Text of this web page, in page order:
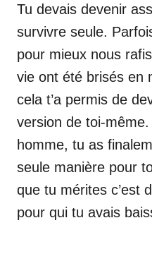
Tu devais devenir
survivre seule.
pour mieux nous
vie ont été brisés en
cela t’a permis de
version de toi-
homme, tu as
seule manière pour
que tu mérites c’est
pour qui tu avais